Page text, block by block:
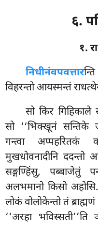
६.
१.
निधीनंवपवत्तार
विहरन्तो आयस्मन्तं
सो किर गिहिकाले
सो ‘‘भिक्खूनं सन्तिके
गन्त्वा अप्पहरितकं
मुखधोवनादीनि ददन्तो
सङ्गण्हिंसु, पब्बाजेतुं
अलभमानो किसो
लोकं वोलोकेन्तो तं ब्राह्मणं
‘‘अरहा भविस्सती’’ति